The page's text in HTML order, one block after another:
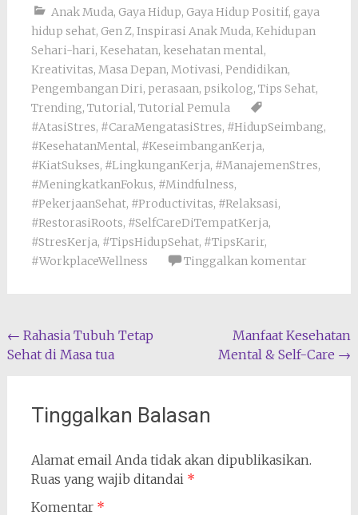
Anak Muda, Gaya Hidup, Gaya Hidup Positif, gaya
hidup sehat, Gen Z, Inspirasi Anak Muda, Kehidupan
Sehari-hari, Kesehatan, kesehatan mental,
Kreativitas, Masa Depan, Motivasi, Pendidikan,
Pengembangan Diri, perasaan, psikolog, Tips Sehat,
Trending, Tutorial, Tutorial Pemula
#AtasiStres, #CaraMengatasiStres, #HidupSeimbang,
#KesehatanMental, #KeseimbanganKerja,
#KiatSukses, #LingkunganKerja, #ManajemenStres,
#MeningkatkanFokus, #Mindfulness,
#PekerjaanSehat, #Productivitas, #Relaksasi,
#RestorasiRoots, #SelfCareDiTempatKerja,
#StresKerja, #TipsHidupSehat, #TipsKarir,
#WorkplaceWellness
Tinggalkan komentar
Navigasi
pos
← Rahasia Tubuh Tetap
Sehat di Masa tua
Manfaat Kesehatan
Mental & Self-Care →
Tinggalkan Balasan
Alamat email Anda tidak akan dipublikasikan.
Ruas yang wajib ditandai *
Komentar *